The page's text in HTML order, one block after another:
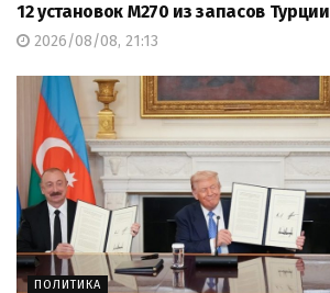
12 установок M270 из запасов Турции
2026/08/08, 21:13
ПОЛИТИКА